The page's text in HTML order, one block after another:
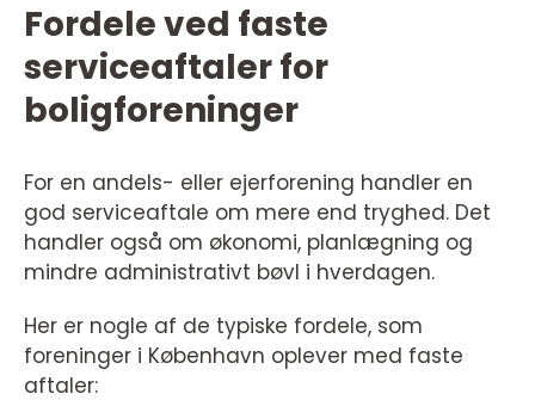
Fordele ved faste
serviceaftaler for
boligforeninger
For en andels- eller ejerforening handler en
god serviceaftale om mere end tryghed. Det
handler også om økonomi, planlægning og
mindre administrativt bøvl i hverdagen.
Her er nogle af de typiske fordele, som
foreninger i København oplever med faste
aftaler: